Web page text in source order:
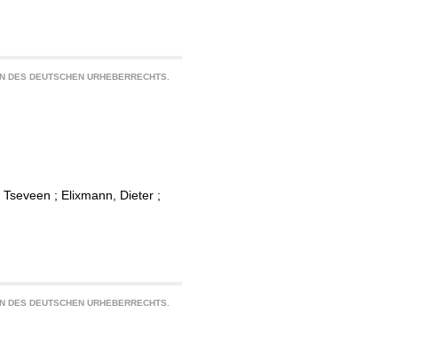
DES DEUTSCHEN URHEBERRECHTS.
; Elixmann, Dieter ;
DES DEUTSCHEN URHEBERRECHTS.